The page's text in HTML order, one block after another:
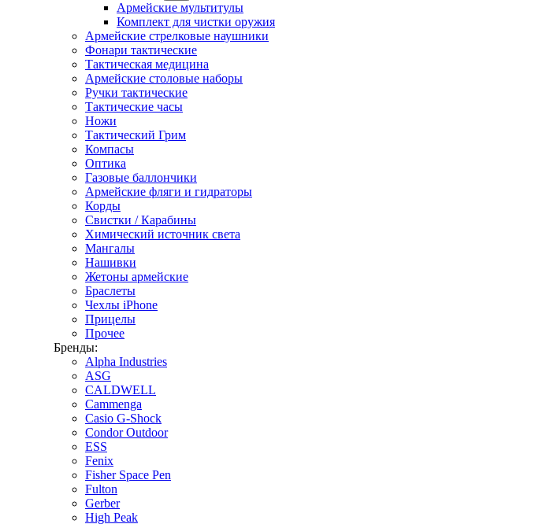
Армейские мультитулы
Комплект для чистки оружия
Армейские стрелковые наушники
Фонари тактические
Тактическая медицина
Армейские столовые наборы
Ручки тактические
Тактические часы
Ножи
Тактический Грим
Компасы
Оптика
Газовые баллончики
Армейские фляги и гидраторы
Корды
Свистки / Карабины
Химический источник света
Мангалы
Нашивки
Жетоны армейские
Браслеты
Чехлы iPhone
Прицелы
Прочее
Бренды:
Alpha Industries
ASG
CALDWELL
Cammenga
Casio G-Shock
Condor Outdoor
ESS
Fenix
Fisher Space Pen
Fulton
Gerber
High Peak